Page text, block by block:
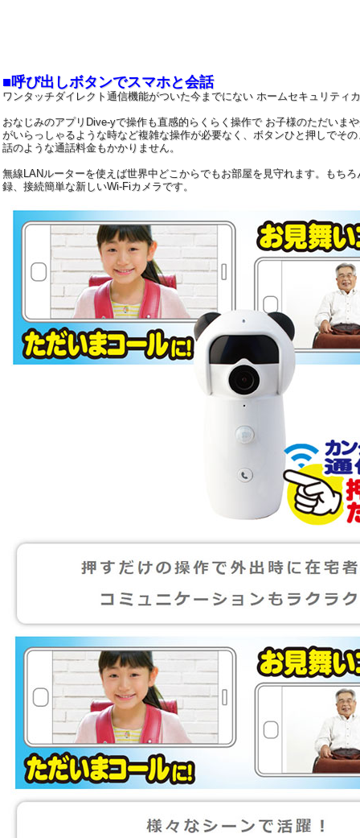
■呼び出しボタンでスマホと会話
ワンタッチダイレクト通信機能がついた今までにない ホームセキュリティ
おなじみのアプリDive-yで操作も直感的らくらく操作で お子様のただいま
がいらっしゃるような時など複雑な操作が必要なく、ボタンひと押しでそ
話のような通話料金もかかりません。
無線LANルーターを使えば世界中どこからでもお部屋を見守れます。もち
録、接続簡単な新しいWi-Fiカメラです。